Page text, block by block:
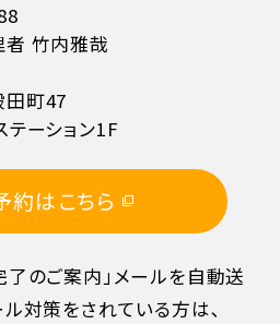
以前
以前
前 30%
竹内雅哉
田町47
テーション1F
約はこちら
のご案内」メールを自動送
ル対策をされている方は､